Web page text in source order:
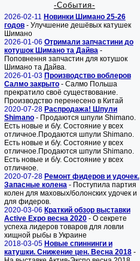
-События-
2026-02-11 Новинки Шимано 25-26
годов - Улучшение дешёвых катушек
Шимано
2026-01-06 Отримали запчастини до
котушок Шимано та Дайва -
Поповнення запчастин для котушок
Шимано та Дайва.
2026-01-03 Производство воблеров
Салмо закрыто - Салмо Польша
прекратило своё существование.
Производство перенесено в Китай
2020-07-28 Распродажа! Шпули
Shimano - Продаются шпули Shimano.
Есть новые и б/у. Состояние у всех
отличное.Продаются шпули Shimano.
Есть новые и б/у. Состояние у всех
отличное.Продаются шпули Shimano.
Есть новые и б/у. Состояние у всех
отличное.
2020-07-28 Ремонт фидеров и удочек.
Запасные колена - Поступила партия
колен для маховых/болонских удочек и
для фидеров.
2020-03-06 Краткий обзор выставки
Active Expo весна 2020 - О секрете
успеха лидеров товаров для ловли
хищной рыбы в Украине
2018-03-05 Новые спиннинги и
катушки. Снижение цен. Весна 2018 -